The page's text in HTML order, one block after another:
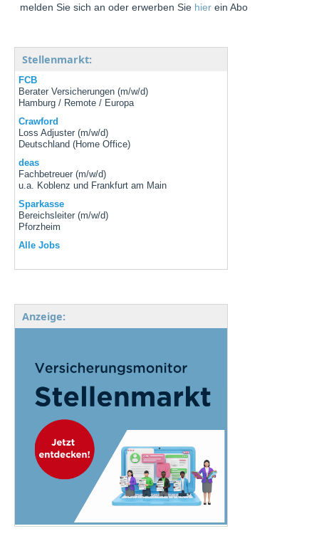
melden Sie sich an oder erwerben Sie hier ein Abo
Stellenmarkt:
FCB
Berater Versicherungen (m/w/d)
Hamburg / Remote / Europa
Crawford
Loss Adjuster (m/w/d)
Deutschland (Home Office)
deas
Fachbetreuer (m/w/d)
u.a. Koblenz und Frankfurt am Main
Sparkasse
Bereichsleiter (m/w/d)
Pforzheim
Alle Jobs
Anzeige: